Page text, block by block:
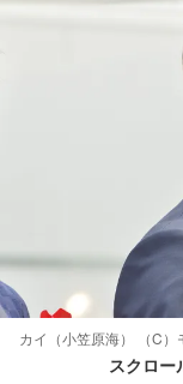
カイ（小笠原海） （C）
スクロー